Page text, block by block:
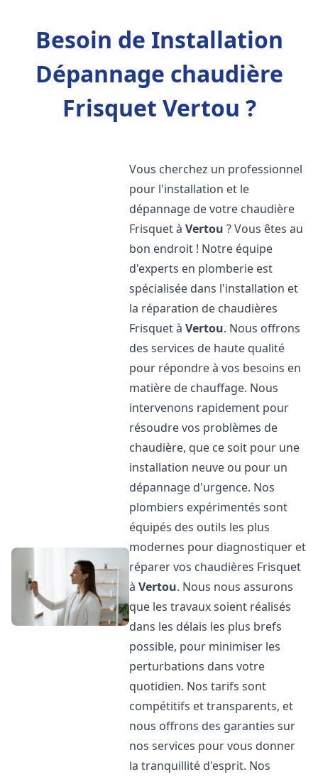
Besoin de Installation
Dépannage chaudière
Frisquet Vertou ?
Vous cherchez un professionnel
pour l'installation et le
dépannage de votre chaudière
Frisquet àVertou ? Vous êtes au
bon endroit ! Notre équipe
d'experts en plomberie est
spécialisée dans l'installation et
la réparation de chaudières
Frisquet àVertou. Nous offrons
des services de haute qualité
pour répondre à vos besoins en
matière de chauffage. Nous
intervenons rapidement pour
résoudre vos problèmes de
chaudière, que ce soit pour une
installation neuve ou pour un
dépannage d'urgence. Nos
plombiers expérimentés sont
équipés des outils les plus
modernes pour diagnostiquer et
réparer vos chaudières Frisquet
àVertou. Nous nous assurons
que les travaux soient réalisés
dans les délais les plus brefs
possible, pour minimiser les
perturbations dans votre
quotidien. Nos tarifs sont
compétitifs et transparents, et
nous offrons des garanties sur
nos services pour vous donner
la tranquillité d'esprit. Nos